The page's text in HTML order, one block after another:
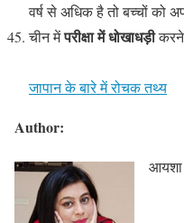
वर्ष से अधिक है तो बच्चों को
चीन मेंपरीक्षा में धोखाधड़ी
जापान के बारे में रोचक तथ्य
Author:
आयशा